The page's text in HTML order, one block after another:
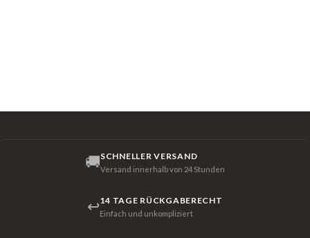
🚚SCHNELLER VERSAND
Versand innerhalb von 24 Stunden
↩14 TAGE RÜCKGABERECHT
Einfach und unkompliziert